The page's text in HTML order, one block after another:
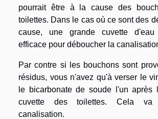
pourrait être à la cause des
toilettes. Dans le cas où ce sont des
cause, une grande cuvette
efficace pour déboucher la
Par contre si les bouchons sont
résidus, vous n'avez qu'à verser le
le bicarbonate de soude l'un après
cuvette des toilettes. Cela va
canalisation.